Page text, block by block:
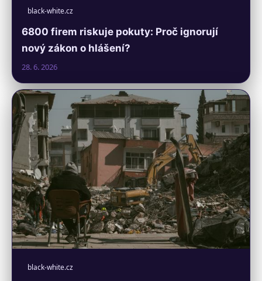
black-white.cz
6800 firem riskuje pokuty: Proč ignorují
nový zákon o hlášení?
28. 6. 2026
black-white.cz